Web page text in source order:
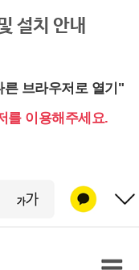
설치 안내
른 브라우저로 열기"
를 이용해주세요.